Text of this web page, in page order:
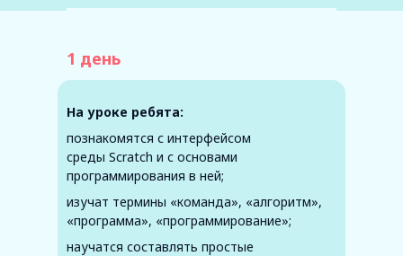
На уроке ребята:
1 день
познакомятся с интерфейсом
среды Scratch и с основами
программирования в ней;
изучат термины «команда», «алгоритм»,
«программа», «программирование»;
научатся составлять простые